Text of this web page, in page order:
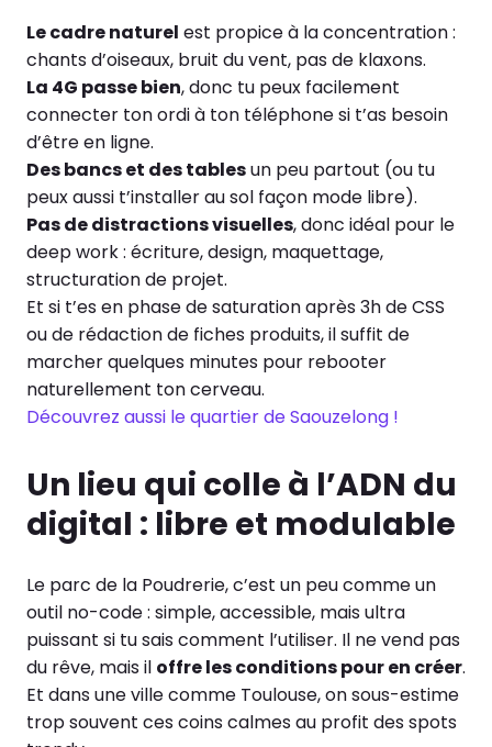
Le cadre naturel est propice à la concentration :
chants d’oiseaux, bruit du vent, pas de klaxons.
La 4G passe bien, donc tu peux facilement
connecter ton ordi à ton téléphone si t’as besoin
d’être en ligne.
Des bancs et des tablesun peu partout (ou tu
peux aussi t’installer au sol façon mode libre).
Pas de distractions visuelles, donc idéal pour le
deep work : écriture, design, maquettage,
structuration de projet.
Et si t’es en phase de saturation après 3h de CSS
ou de rédaction de fiches produits, il suffit de
marcher quelques minutes pour rebooter
naturellement ton cerveau.
Découvrez aussi le quartier de Saouzelong !
Un lieu qui colle à l’ADN du
digital : libre et modulable
Le parc de la Poudrerie, c’est un peu comme un
outil no-code : simple, accessible, mais ultra
puissant si tu sais comment l’utiliser. Il ne vend pas
du rêve, mais il offre les conditions pour en créer.
Et dans une ville comme Toulouse, on sous-estime
trop souvent ces coins calmes au profit des spots